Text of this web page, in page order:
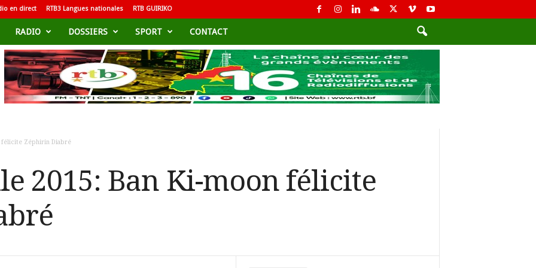
en direct RTB3 Langues nationales RTB GUIRIKO
RADIO DOSSIERS SPORT CONTACT
félicite Zéphirin Diabré
2015: Ban Ki-moon félicite